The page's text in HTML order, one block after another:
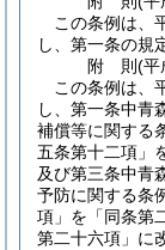
この条例は、
し、第一条の規
附 則(平
この条例は、
し、第一条中青
補償等に関する
五条第十二項」
及び第三条中青
予防に関する条
項」を「同条第
第二十六項」に